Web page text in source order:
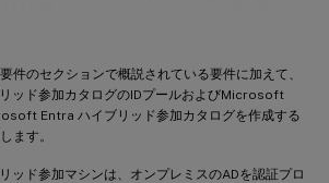
件のセクションで概説されている要件に加えて、
ッド参加カタログのIDプールおよびMicrosoft
Entra ハイブリッド参加カタログを作成する
ます。
ド参加マシンは、オンプレミスのADを認証プロ